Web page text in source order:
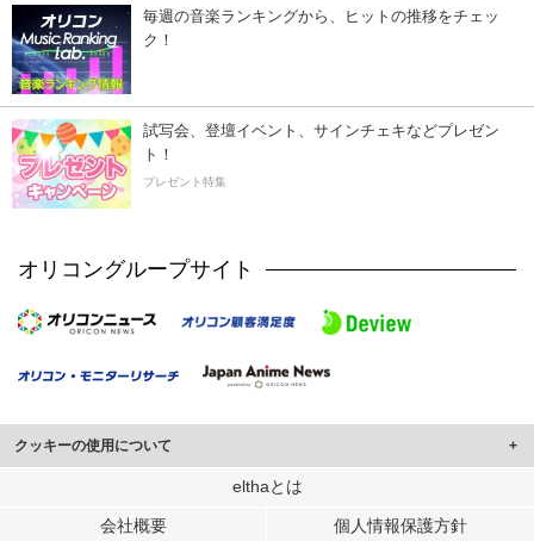
毎週の音楽ランキングから、ヒットの推移をチェッ
ク！
試写会、登壇イベント、サインチェキなどプレゼン
ト！
プレゼント特集
オリコングループサイト
クッキーの使用について
このサイトでは Cookie を使用して、ユーザーに合わせたコンテンツや広告の
行っています。
elthaとは
会社概要 個人情報保護方針